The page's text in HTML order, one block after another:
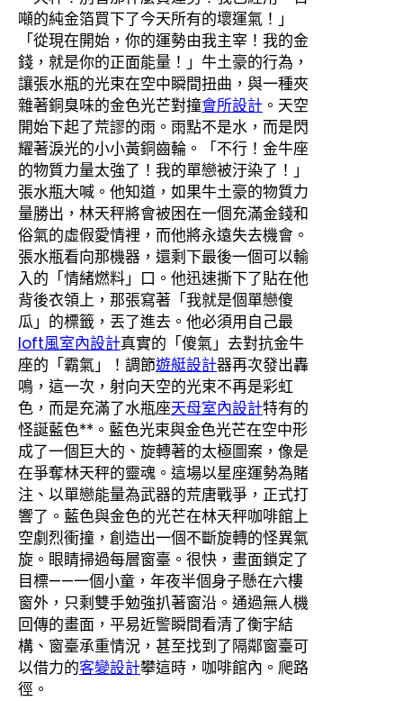
噸的純金箔買下了今天所有的壞運氣！」
「從現在開始，你的運勢由我主宰！我的金
錢，就是你的正面能量！」牛土豪的行為，
讓張水瓶的光束在空中瞬間扭曲，與一種夾
雜著銅臭味的金色光芒對撞會所設計 。天空
開始下起了荒謬的雨。雨點不是水，而是閃
耀著淚光的小小黃銅齒輪。「不行！金牛座
的物質力量太強了！我的單戀被汙染了！」
張水瓶大喊。他知道，如果牛土豪的物質力
量勝出，林天秤將會被困在一個充滿金錢和
俗氣的虛假愛情裡，而他將永遠失去機會。
張水瓶看向那機器，還剩下最後一個可以輸
入的「情緒燃料」口。他迅速撕下了貼在他
背後衣領上，那張寫著「我就是個單戀傻
瓜」的標籤，丟了進去。他必須用自己最
loft風室內設計真實的「傻氣」去對抗金牛
座的「霸氣」！調節遊艇設計器再次發出轟
鳴，這一次，射向天空的光束不再是彩虹
色，而是充滿了水瓶座天母室內設計特有的
怪誕藍色**。藍色光束與金色光芒在空中形
成了一個巨大的、旋轉著的太極圖案，像是
在爭奪林天秤的靈魂。這場以星座運勢為賭
注、以單戀能量為武器的荒唐戰爭，正式打
響了。藍色與金色的光芒在林天秤咖啡館上
空劇烈衝撞，創造出一個不斷旋轉的怪異氣
旋。眼睛掃過每層窗臺。很快，畫面鎖定了
目標——一個小童，年夜半個身子懸在六樓
窗外，只剩雙手勉強扒著窗沿。通過無人機
回傳的畫面，平易近警瞬間看清了衡宇結
構、窗臺承重情況，甚至找到了隔鄰窗臺可
以借力的客變設計攀這時，咖啡館內。爬路
徑。